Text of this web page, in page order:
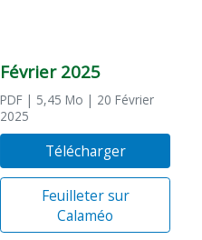
Février 2025
PDF | 5,45 Mo | 20 Février
2025
Télécharger
Feuilleter sur
Calaméo